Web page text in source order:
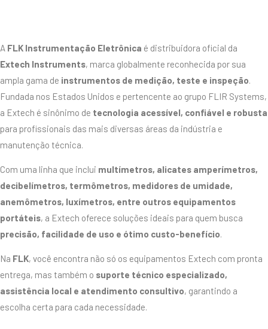
A FLK Instrumentação Eletrônica é distribuidora oficial da
Extech Instruments, marca globalmente reconhecida por sua
ampla gama de instrumentos de medição, teste e inspeção.
Fundada nos Estados Unidos e pertencente ao grupo FLIR Systems,
a Extech é sinônimo de tecnologia acessível, confiável e robusta
para profissionais das mais diversas áreas da indústria e
manutenção técnica.
Com uma linha que inclui multímetros, alicates amperímetros,
decibelímetros, termômetros, medidores de umidade,
anemômetros, luxímetros, entre outros equipamentos
portáteis, a Extech oferece soluções ideais para quem busca
precisão, facilidade de uso e ótimo custo-benefício.
Na FLK, você encontra não só os equipamentos Extech com pronta
entrega, mas também o suporte técnico especializado,
assistência local e atendimento consultivo, garantindo a
escolha certa para cada necessidade.